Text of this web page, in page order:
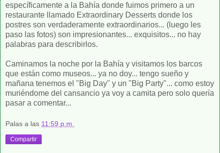
específicamente a la Bahía donde fuimos primero a un
restaurante llamado Extraordinary Desserts donde los
postres son verdaderamente extraordinarios... (luego les
paso las fotos) son impresionantes... exquisitos... no hay
palabras para describirlos.
Caminamos la noche por la Bahía y visitamos los barcos
que están como museos... ya no doy... tengo sueño y
mañana tenemos el "Big Day" y un "Big Party"... como estoy
muriéndome del cansancio ya voy a camita pero solo quería
pasar a comentar...
Palas a las 11:59 p.m.
Compartir